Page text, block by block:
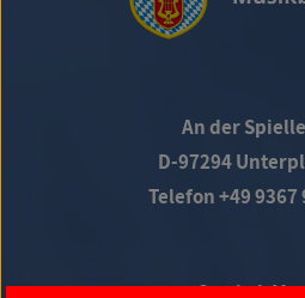
An der
D-97294
Telefon +49 9367
Social